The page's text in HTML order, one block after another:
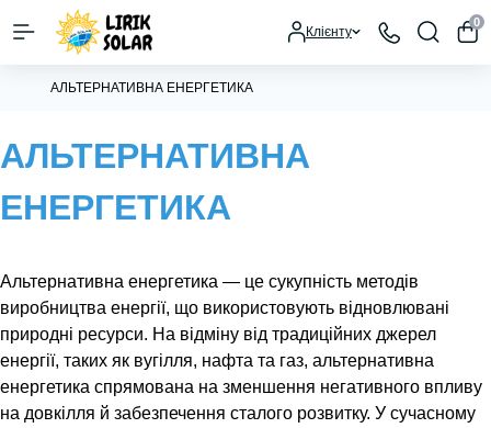
Клієнту
0
АЛЬТЕРНАТИВНА ЕНЕРГЕТИКА
АЛЬТЕРНАТИВНА
ЕНЕРГЕТИКА
Альтернативна енергетика — це сукупність методів
виробництва енергії, що використовують відновлювані
природні ресурси. На відміну від традиційних джерел
енергії, таких як вугілля, нафта та газ, альтернативна
енергетика спрямована на зменшення негативного впливу
на довкілля й забезпечення сталого розвитку. У сучасному